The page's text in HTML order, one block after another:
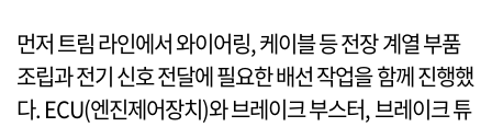
먼저 트림 라인에서 와이어링, 케이블 등 전장 계열 부품
조립과 전기 신호 전달에 필요한 배선 작업을 함께 진행했
다. ECU(엔진제어장치)와 브레이크 부스터, 브레이크 튜